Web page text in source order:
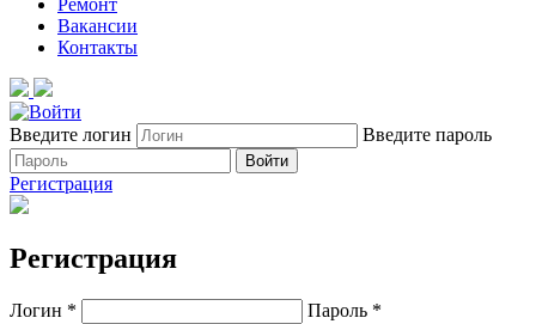
Ремонт
Вакансии
Контакты
Введите логин Введите пароль
Войти
Регистрация
Регистрация
Логин *
Пароль *